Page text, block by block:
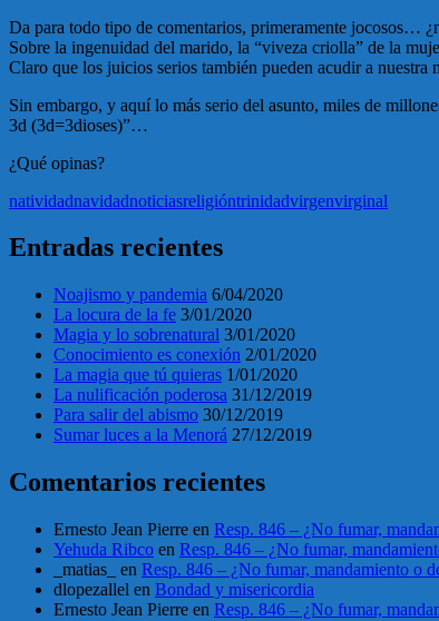
Da para todo tipo de comentarios, primeramente jocosos…
Sobre la ingenuidad del marido, la “viveza criolla” de la
Claro que los juicios serios también pueden acudir a
Sin embargo, y aquí lo más serio del asunto, miles de
3d (3d=3dioses)”…
¿Qué opinas?
natividadnavidadnoticiasreligióntrinidadvirgenvirginal
Entradas recientes
Noajismo y pandemia 6/04/2020
La locura de la fe 3/01/2020
Magia y lo sobrenatural 3/01/2020
Conocimiento es conexión 2/01/2020
La magia que tú quieras 1/01/2020
La nulificación poderosa 31/12/2019
Para salir del abismo 30/12/2019
Sumar luces a la Menorá 27/12/2019
Comentarios recientes
Ernesto Jean Pierre en Resp. 846 – ¿No fumar,
Yehuda Ribco en Resp. 846 – ¿No fumar,
_matias_
en Resp. 846 – ¿No fumar, mandamiento o
dlopezallel en Bondad y misericordia
Ernesto Jean Pierre en Resp. 846 – ¿No fumar,